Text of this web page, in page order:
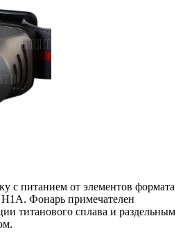
с питанием от элементов формата
Фонарь примечателен
титанового сплава и раздельным